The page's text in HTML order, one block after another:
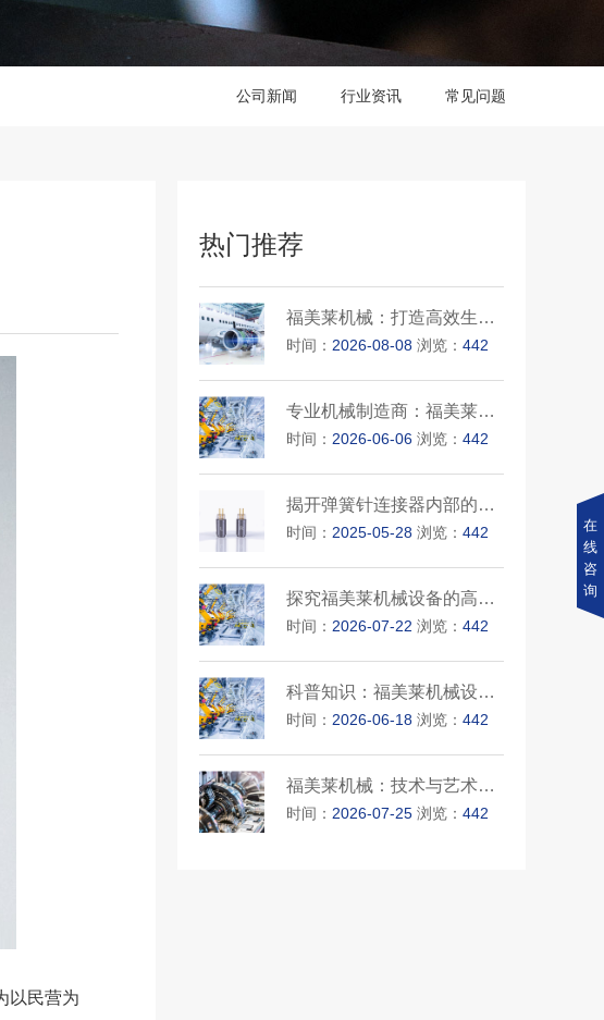
公司新闻 行业资讯 常见问题
以民营为
热门推荐
福美莱机械：打造高效生产线的···
时间： 2026-08-08 浏览：442
专业机械制造商：福美莱机械的···
时间： 2026-06-06 浏览：442
揭开弹簧针连接器内部的秘密
时间： 2025-05-28 浏览：442
探究福美莱机械设备的高效性能
时间： 2026-07-22 浏览：442
科普知识：福美莱机械设备的应···
时间： 2026-06-18 浏览：442
福美莱机械：技术与艺术的完美···
时间： 2026-07-25 浏览：442
在
线
咨
询